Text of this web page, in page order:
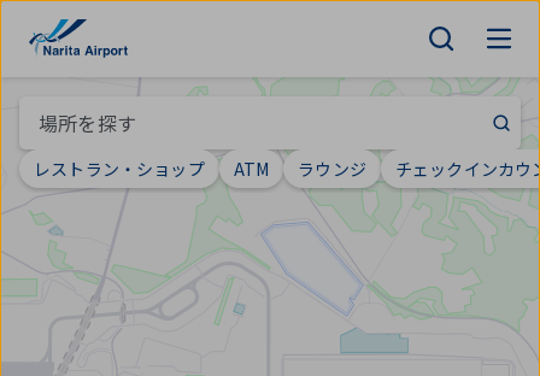
場所を探す
レストラン・ショップ ATM ラウンジ チェックインカウ
マップ | 成田国際空港